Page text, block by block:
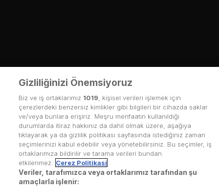
Gizliliğinizi Önemsiyoruz
Biz ve iş ortaklarımız 1019 , kişisel verileri işlemek için
çerezlerdeki benzersiz kimlikler gibi bilgileri bir cihazda saklar
ve/veya bunlara erişiriz. Meşru menfaatin kullanıldığı
durumlarda itiraz hakkınız da dahil olmak üzere, aşağıya
tıklayarak ya da gizlilik politikası sayfasında istediğiniz zaman
seçimlerinizi kabul edebilir veya yönetebilirsiniz. Bu seçimler, iş
ortaklarımıza bildirilir ve tarama verileri bundan
etkilenmez.
Çerez Politikasi
Veriler, tarafımızca veya ortaklarımız tarafından şu
amaçlarla işlenir: